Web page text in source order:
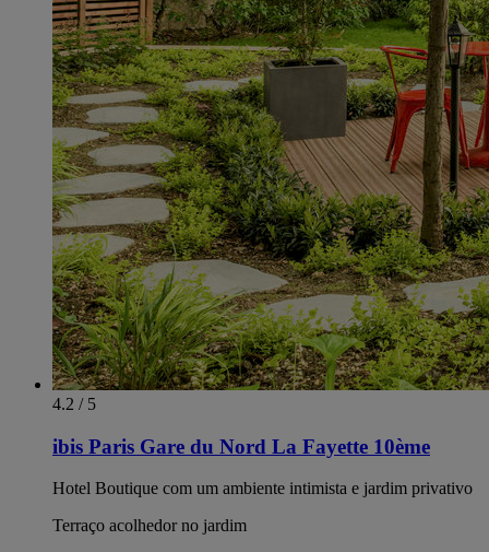
4.2 / 5
ibis Paris Gare du Nord La Fayette 10ème
Hotel Boutique com um ambiente intimista e jardim privativo
Terraço acolhedor no jardim